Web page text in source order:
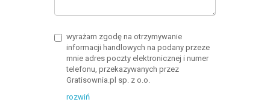
wyrażam zgodę na otrzymywanie
informacji handlowych na podany przeze
mnie adres poczty elektronicznej i numer
telefonu, przekazywanych przez
Gratisownia.pl sp. z o.o.
rozwiń